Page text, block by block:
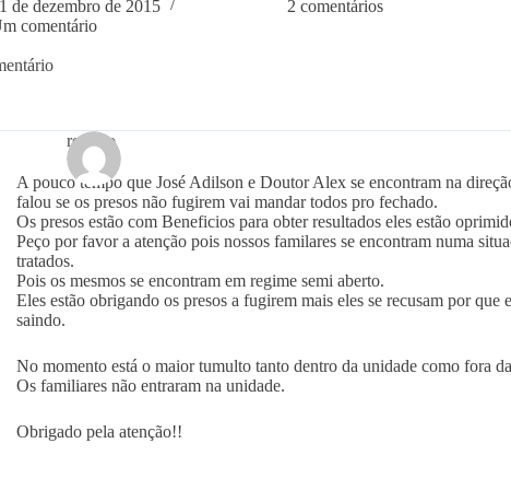
de dezembro de 2015
comentário
2 comentários
rogerio
A pouco tempo que José Adilson e Doutor Alex se encontram na
falou se os presos não fugirem vai mandar todos pro fechado.
Os presos estão com Beneficios para obter resultados eles estão
Peço por favor a atenção pois nossos familares se encontram numa
tratados.
Pois os mesmos se encontram em regime semi aberto.
Eles estão obrigando os presos a fugirem mais eles se recusam por que
saindo.
No momento está o maior tumulto tanto dentro da unidade como fora
Os familiares não entraram na unidade.
Obrigado pela atenção!!